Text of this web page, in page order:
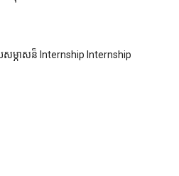
ម្ភាសន៏ Internship Internship